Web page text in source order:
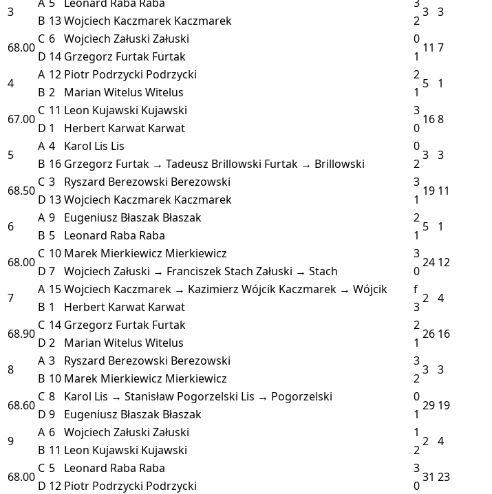
3
3 3
B 13Wojciech Kaczmarek Kaczmarek
2
68.00
C 6 Wojciech Załuski Załuski 0
11 7
D 14 Grzegorz Furtak Furtak
1
4
A 12 Piotr Podrzycki Podrzycki 2
5 1
B 2 Marian Witelus Witelus
1
67.00
C 11 Leon Kujawski Kujawski 3
168
D 1 Herbert Karwat Karwat
0
5
A 4 Karol Lis Lis 0
3 3
B 16 Grzegorz Furtak → Tadeusz Brillowski Furtak → Brillowski
2
68.50
C 3 Ryszard Berezowski Berezowski 3
19 11
D 13Wojciech Kaczmarek Kaczmarek
1
6
A 9 Eugeniusz Błaszak Błaszak 2
5 1
B 5 Leonard Raba Raba
1
68.00
C 10 Marek Mierkiewicz Mierkiewicz 3
24 12
D 7 Wojciech Załuski → Franciszek Stach Załuski → Stach
0
7
A 15Wojciech Kaczmarek → Kazimierz Wójcik Kaczmarek → Wójcik f
2 4
B 1 Herbert Karwat Karwat
3
68.90
C 14 Grzegorz Furtak Furtak 2
26 16
D 2 Marian Witelus Witelus
1
8
A 3 Ryszard Berezowski Berezowski 3
3 3
B 10 Marek Mierkiewicz Mierkiewicz
2
68.60
C 8 Karol Lis → Stanisław Pogorzelski Lis → Pogorzelski 0
29 19
D 9 Eugeniusz Błaszak Błaszak
1
9
A 6 Wojciech Załuski Załuski 1
2 4
B 11 Leon Kujawski Kujawski
2
68.00
C 5 Leonard Raba Raba 3
31 23
D 12 Piotr Podrzycki Podrzycki
0